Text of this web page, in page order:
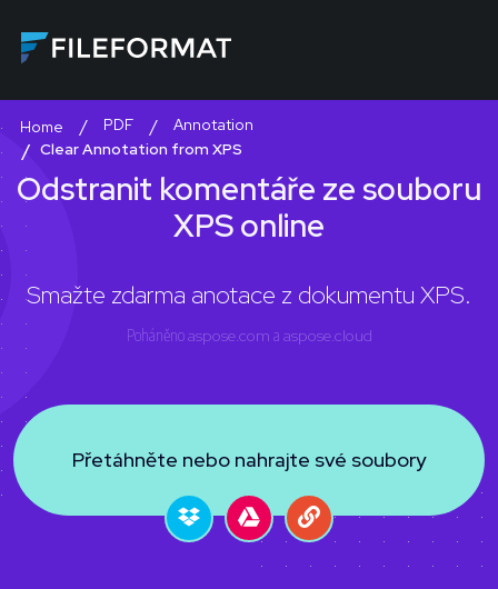
Home PDF
Annotation
Clear Annotation from XPS
Odstranit komentáře ze souboru
XPS online
Smažte zdarma anotace z dokumentu XPS.
Poháněnoaspose.com a aspose.cloud
Přetáhněte nebo nahrajte své soubory